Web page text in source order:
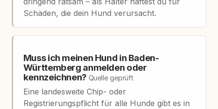
Schäden, die dein Hund verursacht.
Muss ich meinen Hund in Baden-
Württemberg anmelden oder
kennzeichnen? Quelle geprüft
Eine landesweite Chip- oder
Registrierungspflicht für alle Hunde gibt es in